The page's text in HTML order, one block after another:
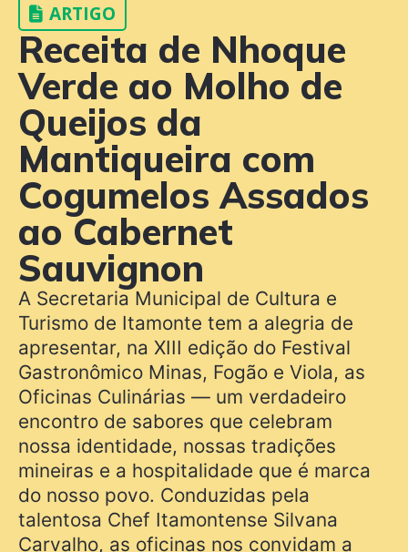
ARTIGO
Receita de Nhoque
Verde ao Molho de
Queijos da
Mantiqueira com
Cogumelos Assados
ao Cabernet
Sauvignon
A Secretaria Municipal de Cultura e
Turismo de Itamonte tem a alegria de
apresentar, na XIII edição do Festival
Gastronômico Minas, Fogão e Viola, as
Oficinas Culinárias — um verdadeiro
encontro de sabores que celebram
nossa identidade, nossas tradições
mineiras e a hospitalidade que é marca
do nosso povo. Conduzidas pela
talentosa Chef Itamontense Silvana
Carvalho, as oficinas nos convidam a